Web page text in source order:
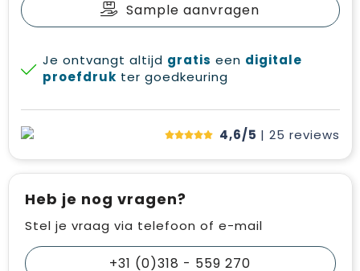
Sample aanvragen
Je ontvangt altijd gratis een digitale
proefdruk ter goedkeuring
4,6/5 | 25 reviews
Heb je nog vragen?
Stel je vraag via telefoon of e-mail
+31 (0)318 - 559 270